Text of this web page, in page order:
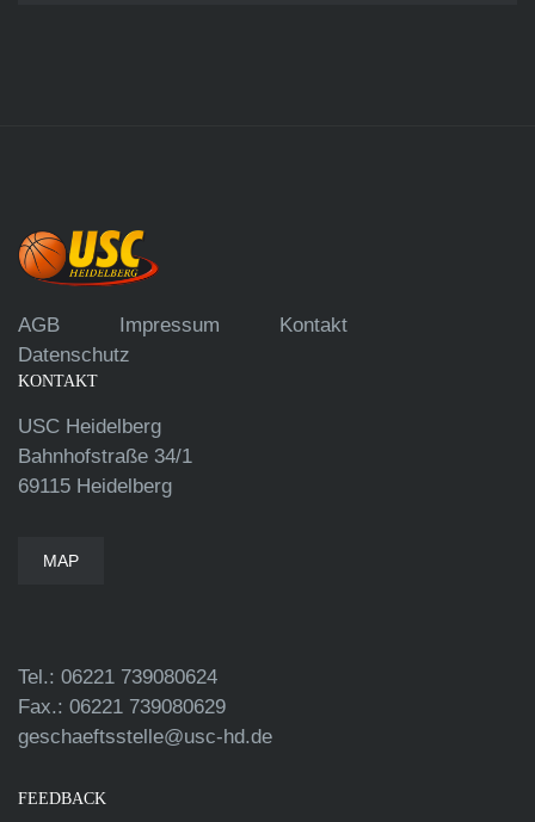
AGB Impressum
Kontakt
Datenschutz
KONTAKT
USC Heidelberg
Bahnhofstraße 34/1
69115 Heidelberg
MAP
Tel.: 06221 739080624
Fax.: 06221 739080629
geschaeftsstelle@usc-hd.de
FEEDBACK